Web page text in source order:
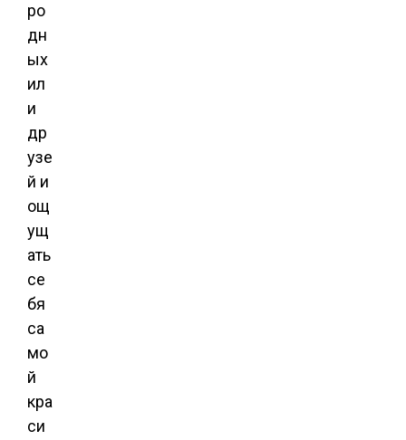
ро
дн
ых
ил
и
др
узе
й и
ощ
ущ
ать
се
бя
са
мо
й
кра
си